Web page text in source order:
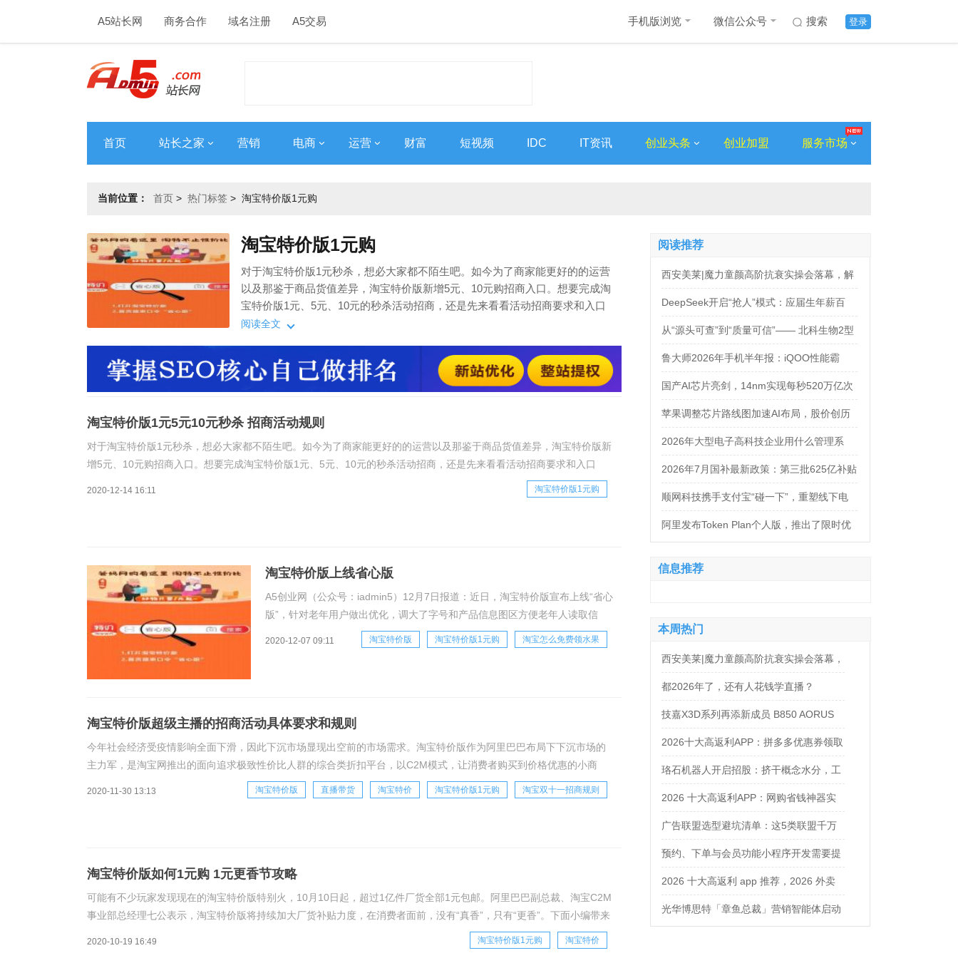
A5站长网 商务合作 域名注册 A5交易 登录
搜索
手机版浏览 微信公众号
首页 站长之家 营销 电商 运营 财富 短视频 IDC IT资讯 创业头条 创业加盟 服务市场
当前位置： 首页 > 热门标签 > 淘宝特价版1元购
淘宝特价版1元购
对于淘宝特价版1元秒杀，想必大家都不陌生吧。如今为了商家能更好的的运营
以及那鉴于商品货值差异，淘宝特价版新增5元、10元购招商入口。想要完成淘
宝特价版1元、5元、10元的秒杀活动招商，还是先来看看活动招商要求和入口
吧。一：淘宝特价版秒杀价位段招商介绍1、要求1元：要求主卖sku日常价格4元
元以上（含）；活动要求：近7天日
阅读全文
淘宝特价版1元5元10元秒杀 招商活动规则
对于淘宝特价版1元秒杀，想必大家都不陌生吧。如今为了商家能更好的的运营以及那鉴于商品货值差异，淘宝特价版新
增5元、10元购招商入口。想要完成淘宝特价版1元、5元、10元的秒杀活动招商，还是先来看看活动招商要求和入口
2020-12-14 16:11 淘宝特价版1元购
淘宝特价版上线省心版
A5创业网（公众号：iadmin5）12月7日报道：近日，淘宝特价版宣布上线“省心
版”，针对老年用户做出优化，调大了字号和产品信息图区方便老年人读取信
息。同时，还根据老年人群高频消费的产品推出了1元、5元、10元细分区。据
悉，目前有需求的用户可进入淘宝特价版输入“省心版”口令即可完成页面切换。
2020-12-07 09:11 淘宝特价版 淘宝特价版1元购 淘宝怎么免费领水果
淘宝特价版超级主播的招商活动具体要求和规则
今年社会经济受疫情影响全面下滑，因此下沉市场显现出空前的市场需求。淘宝特价版作为阿里巴巴布局下下沉市场的
主力军，是淘宝网推出的面向追求极致性价比人群的综合类折扣平台，以C2M模式，让消费者购买到价格优惠的小商
品。此外，商家入驻后可享受到面向定向人群的精准流量和多样营销资源，因此淘宝特价版发展至今，吸
2020-11-30 13:13 淘宝特价版 直播带货 淘宝特价 淘宝特价版1元购 淘宝双十一招商规则
淘宝特价版如何1元购 1元更香节攻略
可能有不少玩家发现现在的淘宝特价版特别火，10月10日起，超过1亿件厂货全部1元包邮。阿里巴巴副总裁、淘宝C2M
事业部总经理七公表示，淘宝特价版将持续加大厂货补贴力度，在消费者面前，没有“真香”，只有“更香”。下面小编带来
2020-10-19 16:49 淘宝特价版1元购 淘宝特价
阅读推荐
西安美莱|魔力童颜高阶抗衰实操会落幕，解
锁自然年轻新姿态
DeepSeek开启“抢人”模式：应届生年薪百
万，法务岗高达160万！
从“源头可查”到“质量可信”—— 北科生物2型
糖尿病项目如何实现“药品级质控”
鲁大师2026年手机半年报：iQOO性能霸
榜，天玑9500统治延续，OPPO蝉联流畅双
榜冠军
国产AI芯片亮剑，14nm实现每秒520万亿次
运算
苹果调整芯片路线图加速AI布局，股价创历
史新高
2026年大型电子高科技企业用什么管理系
统？四大服务商对比推荐
2026年7月国补最新政策：第三批625亿补贴
正式落地！京东手机家电空调电脑各品类国
补怎么领？学生专属优惠补贴领取攻略来
顺网科技携手支付宝“碰一下”，重塑线下电
竞新体验
阿里发布Token Plan个人版，推出了限时优
信息推荐
本周热门
西安美莱|魔力童颜高阶抗衰实操会落幕，
解锁自然年轻新姿态
都2026年了，还有人花钱学直播？
技嘉X3D系列再添新成员 B850 AORUS
ELITE X3D主板强化性能体验
2026十大高返利APP：拼多多优惠券领取
攻略
珞石机器人开启招股：挤干概念水分，工
业、协作、具身三箭齐发
2026 十大高返利APP：网购省钱神器实
测对比
广告联盟选型避坑清单：这5类联盟千万
别碰
预约、下单与会员功能小程序开发需要提
前确认什么
2026 十大高返利 app 推荐，2026 外卖
优惠券在哪领？网购平价神器测评
光华博思特「章鱼总裁」营销智能体启动